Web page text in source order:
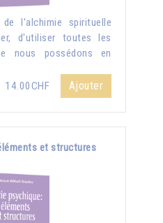
l'alchimie spirituelle
d'utiliser toutes les
nous possédons en
14.00CHF
Ajouter
et structures